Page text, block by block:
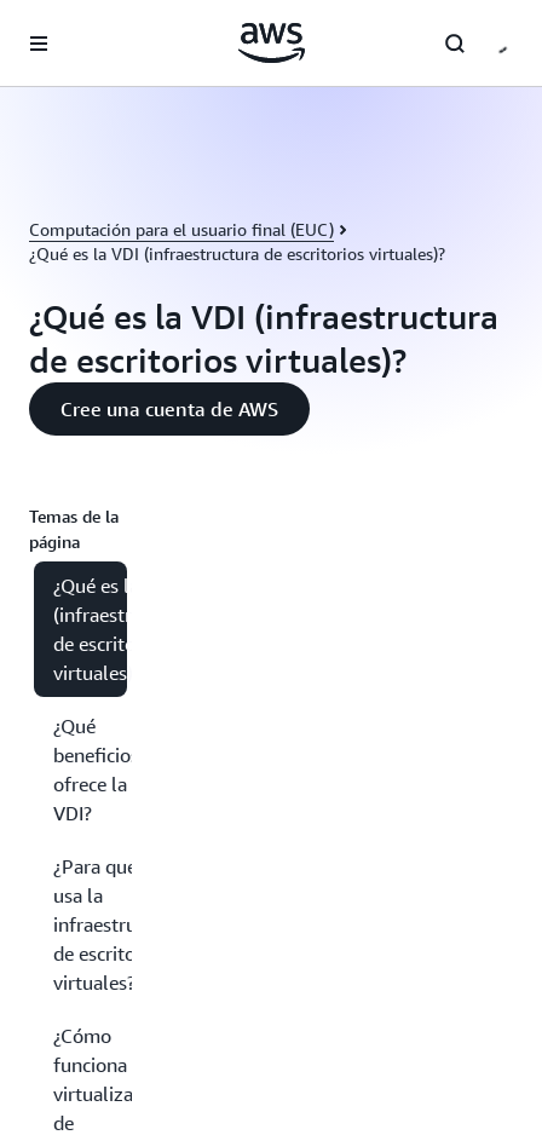
Computación para el usuario final (EUC)
¿Qué es la VDI (infraestructura de escritorios virtuales)?
¿Qué es la VDI (infraestructura
de escritorios virtuales)?
Cree una cuenta de AWS
Temas de la
página
¿Qué es la VDI
(infraestructura
de escritorios
virtuales)?
¿Qué
beneficios
ofrece la
VDI?
¿Para qué se
usa la
infraestructura
de escritorios
virtuales?
¿Cómo
funciona la
virtualización
de